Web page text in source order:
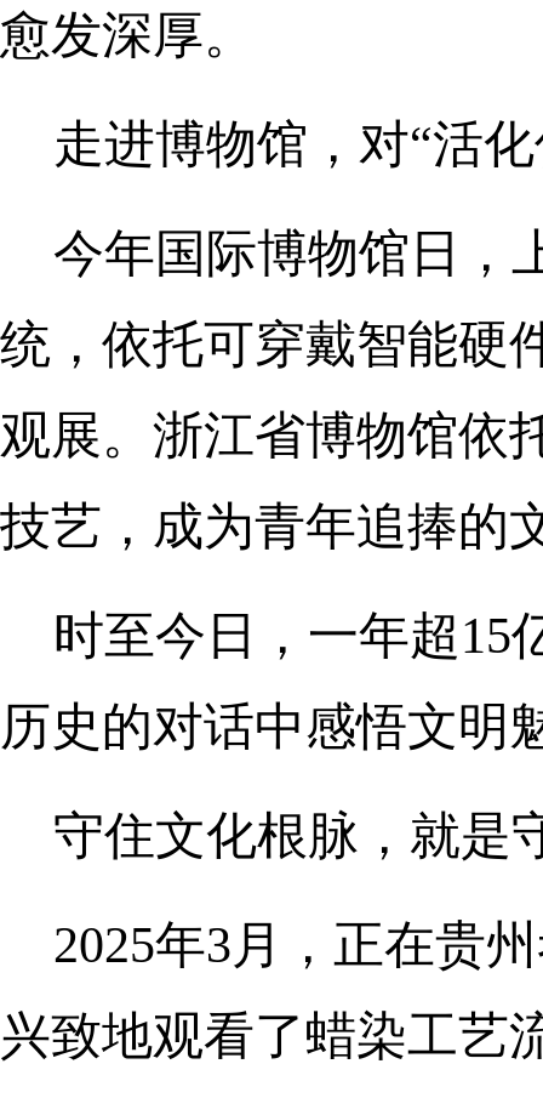
愈发深厚。
走进博物馆，对“活
今年国际博物馆日，
统，依托可穿戴智能硬
观展。浙江省博物馆依
技艺，成为青年追捧的
时至今日，一年超15
历史的对话中感悟文明
守住文化根脉，就是
2025年3月，正在贵
兴致地观看了蜡染工艺